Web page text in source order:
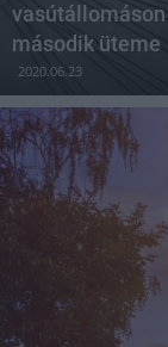
második üteme
2020.06.23